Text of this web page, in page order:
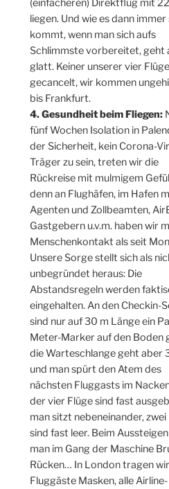
(einfacheren) Direktflug mit
liegen. Und wie es dann immer
kommt, wenn man sich aufs
Schlimmste vorbereitet, geht
glatt. Keiner unserer vier
gecancelt, wir kommen
bis Frankfurt.
4. Gesundheit beim Fliegen:
fünf Wochen Isolation in
der Sicherheit, kein Corona-
Träger zu sein, treten wir die
Rückreise mit mulmigem
denn an Flughäfen, im Hafen
Agenten und Zollbeamten,
Gastgebern u.v.m. haben wir
Menschenkontakt als seit
Unsere Sorge stellt sich als
unbegründet heraus: Die
Abstandsregeln werden
eingehalten. An den Checkin-
sind nur auf 30 m Länge ein
Meter-Marker auf den Boden
die Warteschlange geht aber
und man spürt den Atem des
nächsten Fluggasts im
der vier Flüge sind fast
man sitzt nebeneinander, zwei
sind fast leer. Beim
man im Gang der Maschine
Rücken… In London tragen wir
Fluggäste Masken, alle Airline-